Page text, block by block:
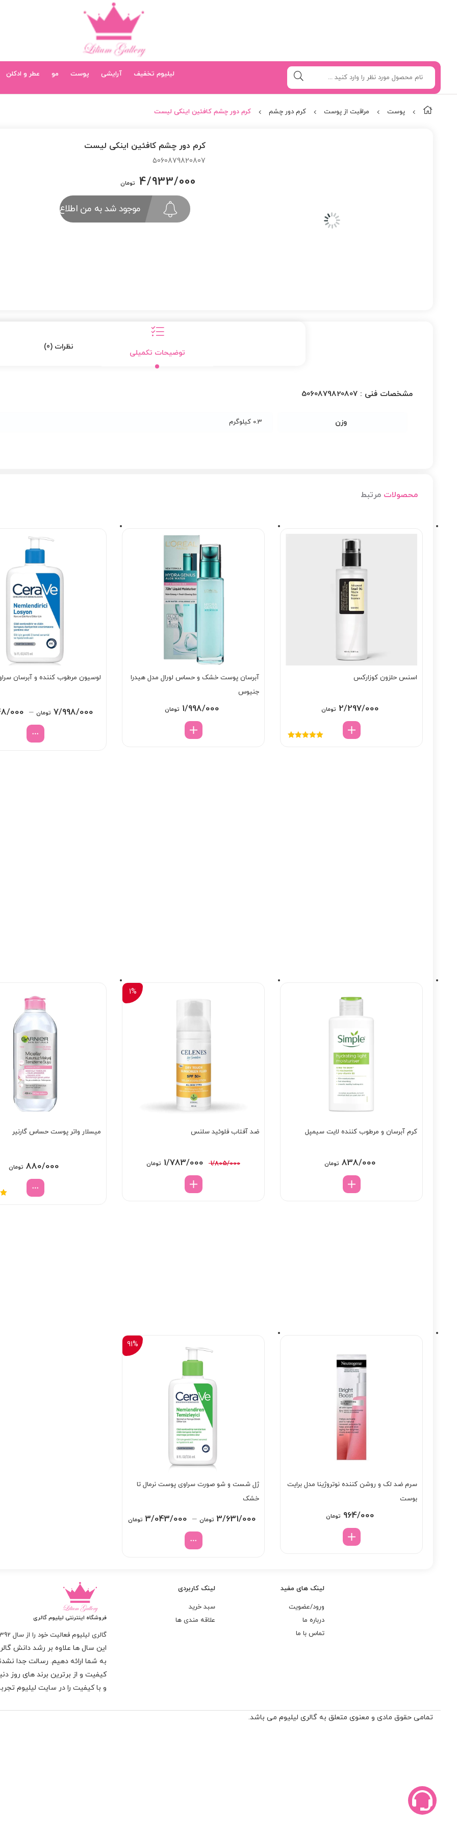
لیلیوم تخفیف آرایشی پوست مو عطر و ادکلن
پوست مراقبت از پوست کرم دور چشم کرم دور چشم کافئین اینکی لیست
کرم دور چشم کافئین اینکی لیست
5060879820807
4/933/000 تومان
موجود شد به من اطلاع بده
توضیحات تکمیلی
نظرات (0)
مشخصات فنی : 5060879820807
وزن 0.3 کیلوگرم
محصولات مرتبط
اسنس حلزون کوزارکس
2/297/000 تومان
آبرسان پوست خشک و حساس لورال مدل هیدرا
جنیوس
1/998/000 تومان
لوسیون مرطوب کننده و آبرسان
7/998/000 تومان –
000
کرم آبرسان و مرطوب کننده لایت سیمپل
838/000 تومان
1%
ضد آفتاب فلوئید سلنس
1/805/000
قیمت
اصلی:
1/783/000 تومانقیمت
میسلار واتر پوست حساس گارنیر
880/000 تومان
سرم ضد لک و روشن کننده نوتروژینا مدل برایت
بوست
964/000 تومان
91%
ژل شست و شو صورت سراوی پوست نرمال تا
خشک
3/631/000 تومان –
3/043/000 تومانPrice
لینک های مفید
ورود/عضویت
درباره ما
تماس با ما
لینک کاربردی
سبد خرید
علاقه مندی ها
فروشگاه اینترنتی لیلیوم گالری
گالری لیلیوم فعالیت خود را از سال 1392
این سال ها علاوه بر رشد دانش
به شما ارائه دهیم. رسالت جدا
کیفیت و از برترین برند های روز
و با کیفیت را در سایت لیلیوم
تمامی حقوق مادی و معنوی متعلق به گالری لیلیوم می باشد.